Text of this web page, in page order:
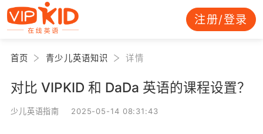
注册/登录
首页 青少儿英语知识 详情
对比 VIPKID 和 DaDa 英语的课程设置？
少儿英语指南 2025-05-14 08:31:43